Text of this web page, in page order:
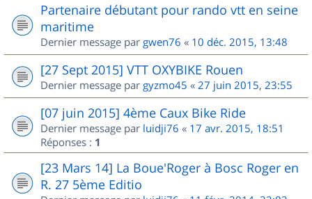
Partenaire débutant pour rando vtt en seine
maritime
Dernier message par gwen76 « 10 déc. 2015, 13:48
[27 Sept 2015] VTT OXYBIKE Rouen
Dernier message par gyzmo45 « 27 juin 2015, 23:55
[07 juin 2015] 4ème Caux Bike Ride
Dernier message par luidji76 « 17 avr. 2015, 18:51
Réponses : 1
[23 Mars 14] La Boue'Roger à Bosc Roger en
R. 27 5ème Editio